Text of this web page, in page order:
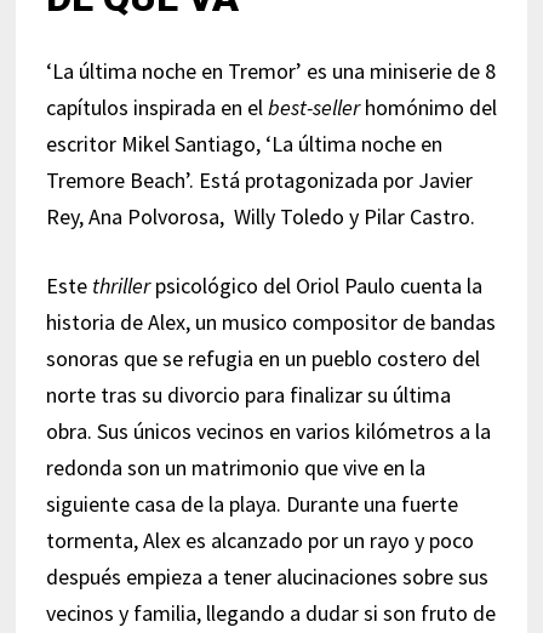
‘La última noche en Tremor’ es una miniserie de 8
capítulos inspirada en elbest-sellerhomónimo del
escritor Mikel Santiago, ‘La última noche en
Tremore Beach’. Está protagonizada por Javier
Rey, Ana Polvorosa, Willy Toledo y Pilar Castro.
Este thrillerpsicológico del Oriol Paulo cuenta la
historia de Alex, un musico compositor de bandas
sonoras que se refugia en un pueblo costero del
norte tras su divorcio para finalizar su última
obra. Sus únicos vecinos en varios kilómetros a la
redonda son un matrimonio que vive en la
siguiente casa de la playa. Durante una fuerte
tormenta, Alex es alcanzado por un rayo y poco
después empieza a tener alucinaciones sobre sus
vecinos y familia, llegando a dudar si son fruto de